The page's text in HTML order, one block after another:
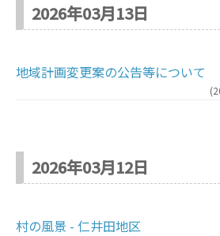
2026年03月13日
地域計画変更案の公告等について
(
2026年03月12日
村の風景 - 仁井田地区